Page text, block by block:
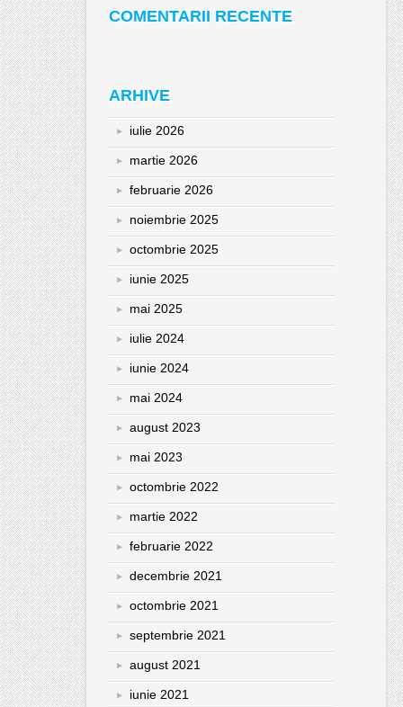
COMENTARII RECENTE
ARHIVE
iulie 2026
martie 2026
februarie 2026
noiembrie 2025
octombrie 2025
iunie 2025
mai 2025
iulie 2024
iunie 2024
mai 2024
august 2023
mai 2023
octombrie 2022
martie 2022
februarie 2022
decembrie 2021
octombrie 2021
septembrie 2021
august 2021
iunie 2021